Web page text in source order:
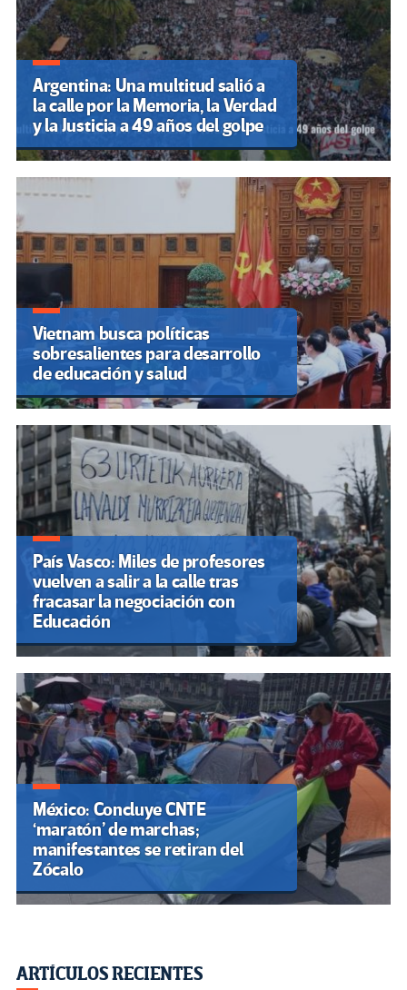
Argentina: Una multitud salió a
la calle por la Memoria, la Verdad
y la Justicia a 49 años del golpe
Vietnam busca políticas
sobresalientes para desarrollo
de educación y salud
País Vasco: Miles de profesores
vuelven a salir a la calle tras
fracasar la negociación con
Educación
México: Concluye CNTE
‘maratón’ de marchas;
manifestantes se retiran del
Zócalo
ARTÍCULOS RECIENTES